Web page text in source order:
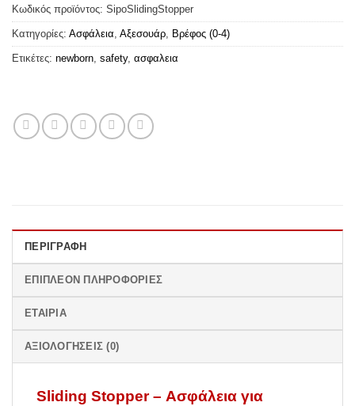
Κωδικός προϊόντος: SipoSlidingStopper
Κατηγορίες: Ασφάλεια, Αξεσουάρ, Βρέφος (0-4)
Ετικέτες: newborn, safety, ασφαλεια
ΠΕΡΙΓΡΑΦΉ
ΕΠΙΠΛΈΟΝ ΠΛΗΡΟΦΟΡΊΕΣ
ΕΤΑΙΡΊΑ
ΑΞΙΟΛΟΓΉΣΕΙΣ (0)
Sliding Stopper – Ασφάλεια για